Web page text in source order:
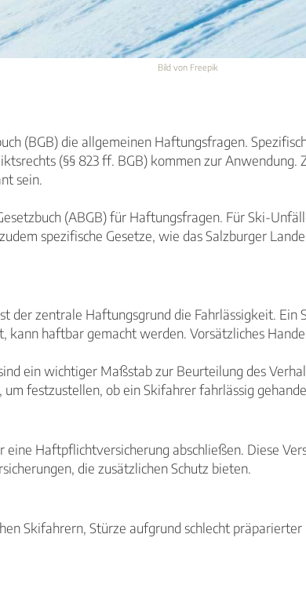
Bild von Freepik
(BGB) die allgemeinen Haftungsfragen.
(§§ 823 ff. BGB) kommen zur Anwendung.
sein.
(ABGB) für Haftungsfragen. Für Ski-
spezifische Gesetze, wie das Salzburger
der zentrale Haftungsgrund die Fahrlässigkeit.
kann haftbar gemacht werden. Vorsätzliches
ein wichtiger Maßstab zur Beurteilung des
festzustellen, ob ein Skifahrer fahrlässig
eine Haftpflichtversicherung abschließen. Diese
die zusätzlichen Schutz bieten.
Skifahrern, Stürze aufgrund schlecht